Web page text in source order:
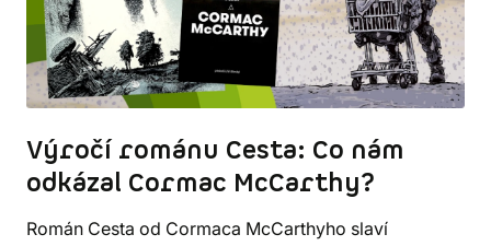
Výročí románu Cesta: Co nám
odkázal Cormac McCarthy?
Román Cesta od Cormaca McCarthyho slaví